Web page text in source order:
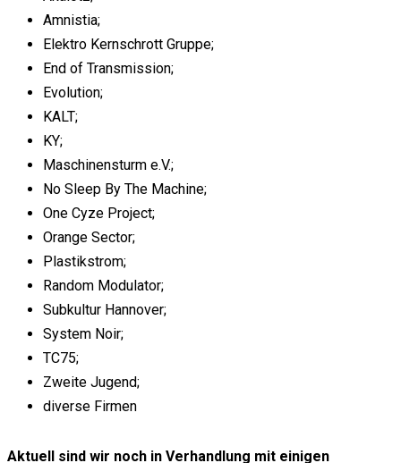
Amnistia;
Elektro Kernschrott Gruppe;
End of Transmission;
Evolution;
KALT;
KY;
Maschinensturm e.V.;
No Sleep By The Machine;
One Cyze Project;
Orange Sector;
Plastikstrom;
Random Modulator;
Subkultur Hannover;
System Noir;
TC75;
Zweite Jugend;
diverse Firmen
Aktuell sind wir noch in Verhandlung mit einigen